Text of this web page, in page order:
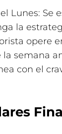
Lunes: Se
la
opere
la semana
con el